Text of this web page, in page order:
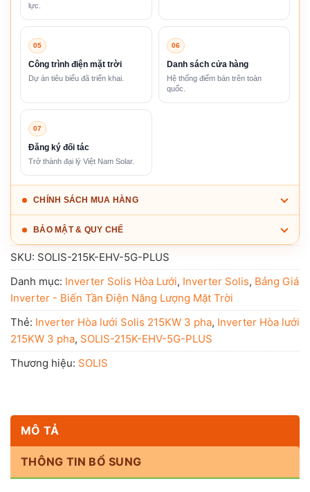
lực.
05
Công trình điện mặt trời
Dự án tiêu biểu đã triển khai.
06
Danh sách cửa hàng
Hệ thống điểm bán trên toàn
quốc.
07
Đăng ký đối tác
Trở thành đại lý Việt Nam Solar.
CHÍNH SÁCH MUA HÀNG
BẢO MẬT & QUY CHẾ
SKU: SOLIS-215K-EHV-5G-PLUS
Danh mục: Inverter Solis Hòa Lưới, Inverter Solis, Bảng Giá
Inverter - Biến Tần Điện Năng Lượng Mặt Trời
Thẻ: Inverter Hòa lưới Solis 215KW 3 pha, Inverter Hòa lưới
215KW 3 pha, SOLIS-215K-EHV-5G-PLUS
Thương hiệu: SOLIS
MÔ TẢ
THÔNG TIN BỔ SUNG